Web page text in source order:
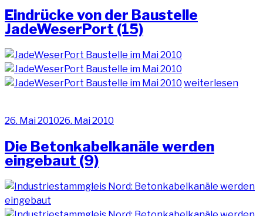
Eindrücke von der Baustelle
JadeWeserPort (15)
„Eindrücke
JadeWeserPort
(15)“
weiterlesen
Veröffentlicht
26. Mai 201026. Mai 2010
Die Betonkabelkanäle werden
eingebaut (9)